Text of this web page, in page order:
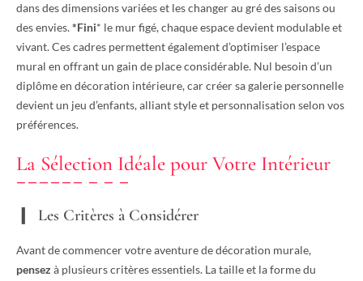
dans des dimensions variées et les changer au gré des saisons ou
des envies.*Fini* le mur figé, chaque espace devient modulable et
vivant. Ces cadres permettent également d’optimiser l’espace
mural en offrant un gain de place considérable. Nul besoin d’un
diplôme en décoration intérieure, car créer sa galerie personnelle
devient un jeu d’enfants, alliant style et personnalisation selon vos
préférences.
La Sélection Idéale pour Votre Intérieur
Les Critères à Considérer
Avant de commencer votre aventure de décoration murale,
pensez à plusieurs critères essentiels. La taille et la forme du